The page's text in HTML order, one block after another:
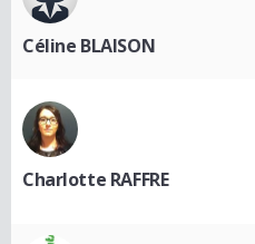
Céline BLAISON
Charlotte RAFFRE